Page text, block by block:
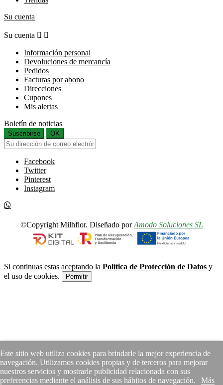
Este sitio web utiliza cookies para brindarle la mejor experiencia de
navegación. Utilizamos cookies propias y de terceros para mejorar
nuestros servicios y mostrarle publicidad relacionada con sus
preferencias mediante el análisis de sus hábitos de navegación.
Más
Su cuenta
Su cuenta  
Información personal
Devoluciones de mercancía
Pedidos
Facturas por abono
Direcciones
Cupones
Mis alertas
Boletín de noticias
Suscribirse OK
Facebook
Twitter
Pinterest
Instagram
©Copyright Milhflor. Diseñado porAmodo Soluciones SL
Si continuas estas aceptando la Política de Protección de Datos y
el uso de cookies.
Permitir